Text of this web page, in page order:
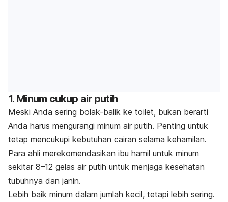
1. Minum cukup air putih
Meski Anda sering bolak-balik ke toilet, bukan berarti
Anda harus mengurangi minum air putih. Penting untuk
tetap mencukupi kebutuhan cairan selama kehamilan.
Para ahli merekomendasikan ibu hamil untuk minum
sekitar 8–12 gelas air putih untuk menjaga kesehatan
tubuhnya dan janin.
Lebih baik minum dalam jumlah kecil, tetapi lebih sering.